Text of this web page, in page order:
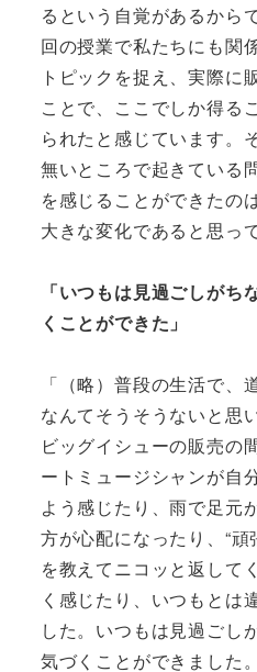
るという自覚があるから
回の授業で私たちにも関
トピックを捉え、実際に
ことで、ここでしか得る
られたと感じています。
無いところで起きている
を感じることができたの
大きな変化であると思っ
「いつもは見過ごしが
くことができた」
「（略）普段の生活で、
なんてそうそうないと思
ビッグイシューの販売の
ートミュージシャンが自
よう感じたり、雨で足元
方が心配になったり、“
を教えてニコッと返して
く感じたり、いつもとは
した。いつもは見過ごし
気づくことができました